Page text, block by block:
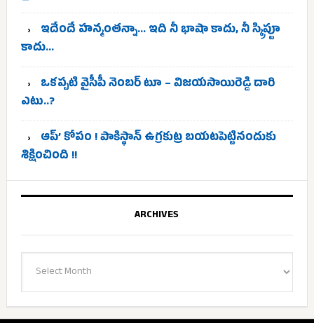
ఇదేందే హన్మంతన్నా… ఇది నీ భాషా కాదు, నీ స్క్రిప్టూ
కాదు…
ఒకప్పటి వైసీపీ నెంబర్ టూ – విజయసాయిరెడ్డి దారి
ఎటు..?
ఆప్’ కోపం ! పాకిస్థాన్ ఉగ్రకుట్ర బయటపెట్టినందుకు
శిక్షించింది !!
ARCHIVES